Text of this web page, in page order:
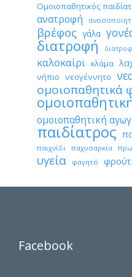
Ομοιοπαθητικός
ανατροφή
βρέφος γάλα
διατροφή
καλοκαίρι κλάμα
νήπιο νεογέννητο
ομοιοπαθητικά
ομοιοπαθητική
παιδίατρος
παιχνίδι παχυσαρκία
υγεία φαγητό
Facebook